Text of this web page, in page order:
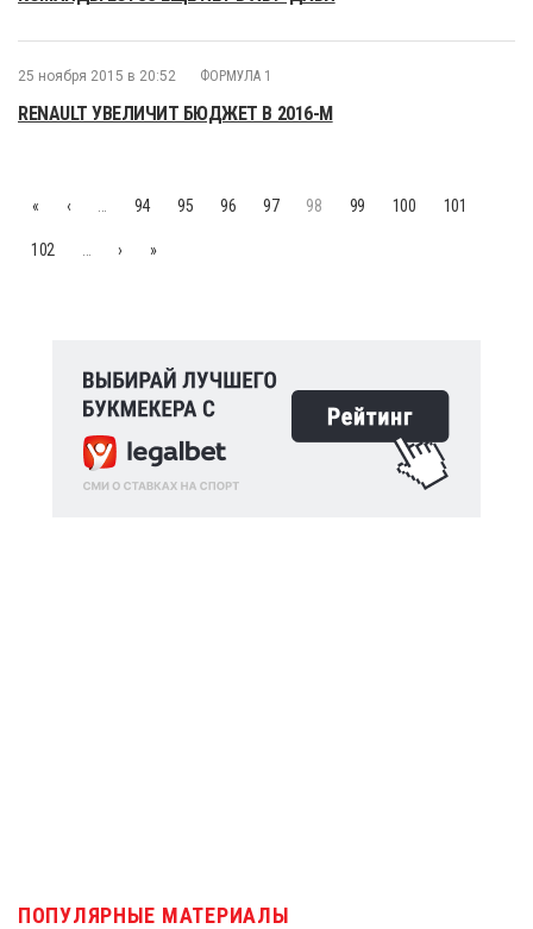
25 ноября 2015 в 20:52 ФОРМУЛА 1
RENAULT УВЕЛИЧИТ БЮДЖЕТ В 2016-М
« ‹ 94 95 96 97 98 99 100 101
102 › »
ПОПУЛЯРНЫЕ МАТЕРИАЛЫ